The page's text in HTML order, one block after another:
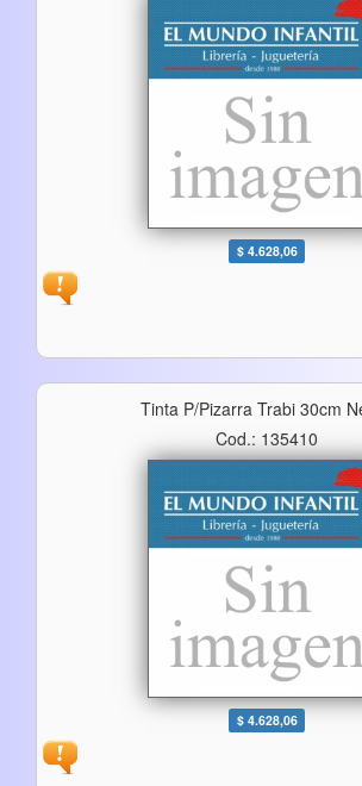
$ 4.628,06
Tinta P/pizarra Trabi 30cm
Cod.: 135410
$ 4.628,06